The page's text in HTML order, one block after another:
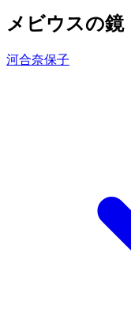
メビウスの鏡
河合奈保子